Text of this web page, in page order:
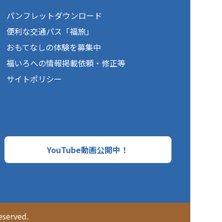
パンフレットダウンロード
便利な交通パス「福旅」
おもてなしの体験を募集中
福いろへの情報掲載依頼・修正等
サイトポリシー
YouTube動画公開中！